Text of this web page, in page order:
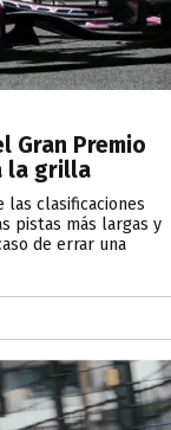
Gran Premio
la grilla
clasificaciones
pistas más largas y
de errar una